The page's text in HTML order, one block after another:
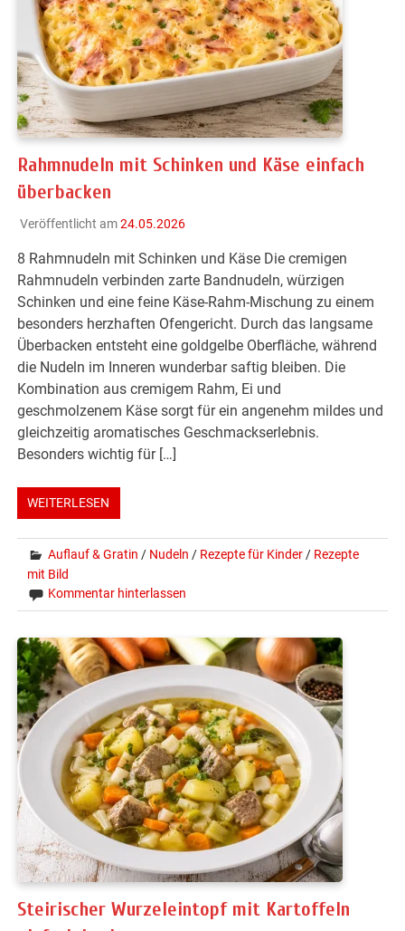
Rahmnudeln mit Schinken und Käse einfach
überbacken
Veröffentlicht am24.05.2026
8 Rahmnudeln mit Schinken und Käse Die cremigen
Rahmnudeln verbinden zarte Bandnudeln, würzigen
Schinken und eine feine Käse-Rahm-Mischung zu einem
besonders herzhaften Ofengericht. Durch das langsame
Überbacken entsteht eine goldgelbe Oberfläche, während
die Nudeln im Inneren wunderbar saftig bleiben. Die
Kombination aus cremigem Rahm, Ei und
geschmolzenem Käse sorgt für ein angenehm mildes und
gleichzeitig aromatisches Geschmackserlebnis.
Besonders wichtig für […]
WEITERLESEN
Auflauf & Gratin / Nudeln / Rezepte für Kinder / Rezepte
mit Bild
Kommentar hinterlassen
Steirischer Wurzeleintopf mit Kartoffeln